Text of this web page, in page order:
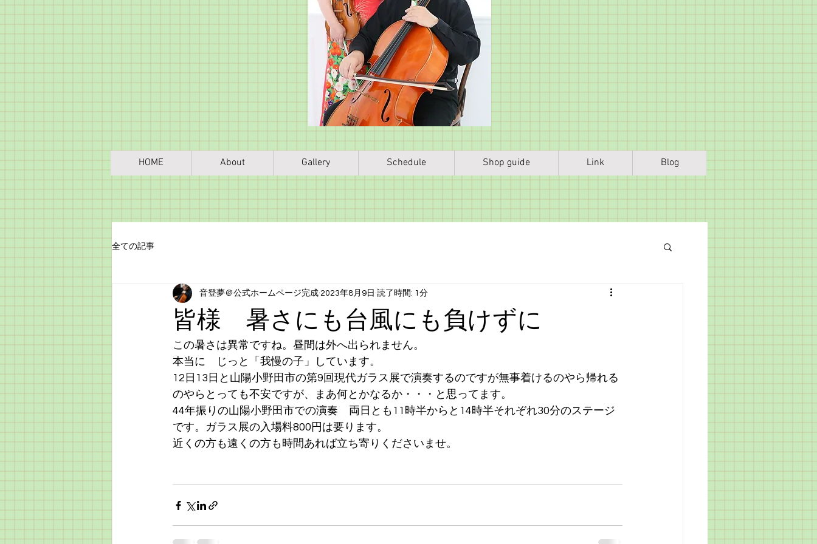
HOME About Gallery Schedule Shop guide Link Blog
全ての記事
皆様 暑さにも台風にも負けずに
音登夢＠公式ホームページ完成 2023年8月9日 読了時間: 1分
この暑さは異常ですね。昼間は外へ出られません。
本当に　じっと「我慢の子」しています。
12日13日と山陽小野田市の第9回現代ガラス展で演奏するのですが無事着けるのやら帰れる
のやらとっても不安ですが、まあ何とかなるか・・・と思ってます。
44年振りの山陽小野田市での演奏　両日とも11時半からと14時半それぞれ30分のステージ
です。ガラス展の入場料800円は要ります。
近くの方も遠くの方も時間あれば立ち寄りくださいませ。